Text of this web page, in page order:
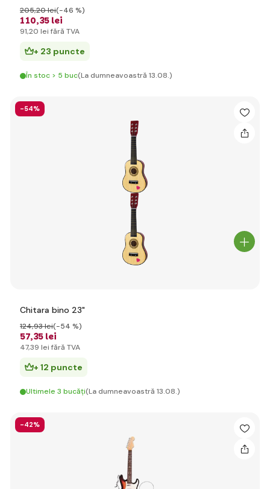
110,35 lei
205,20 lei(-46 %)
91,20 lei fără TVA
+ 23 puncte
În stoc > 5 buc(La dumneavoastră 13.08.)
-54%
Chitara bino 23"
57,35 lei
124,93 lei(-54 %)
47,39 lei fără TVA
+ 12 puncte
Ultimele 3 bucăți(La dumneavoastră 13.08.)
-42%